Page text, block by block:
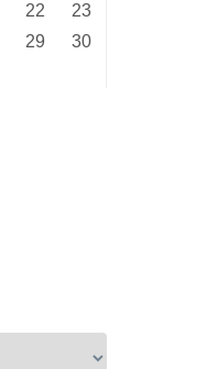
22
23
29
30